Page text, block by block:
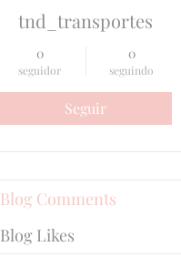
tnd_transportes
0
seguidor
0
seguindo
Seguir
Blog Comments
Blog Likes